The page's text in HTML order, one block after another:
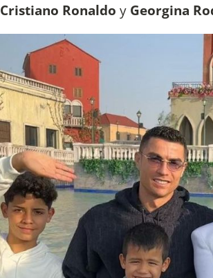
Cristiano Ronaldo y Georgina